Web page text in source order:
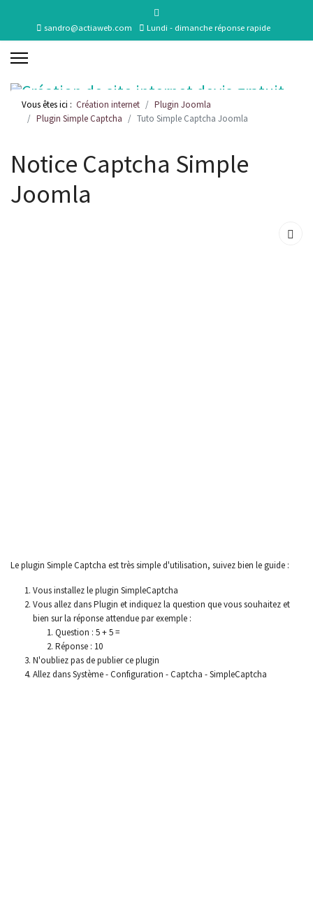
sandro@actiaweb.com Lundi - dimanche réponse rapide
Vous êtes ici : Création internet
Plugin Joomla
Plugin Simple Captcha
Tuto Simple Captcha Joomla
Notice Captcha Simple
Joomla
Le plugin Simple Captcha est très simple d'utilisation, suivez bien le guide :
Vous installez le plugin SimpleCaptcha
Vous allez dans Plugin et indiquez la question que vous souhaitez et
bien sur la réponse attendue par exemple :
Question : 5 + 5 =
Réponse : 10
N'oubliez pas de publier ce plugin
Allez dans Système - Configuration - Captcha - SimpleCaptcha